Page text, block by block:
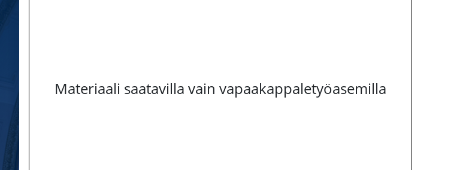
Materiaali saatavilla vain vapaakappaletyöasemilla